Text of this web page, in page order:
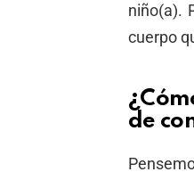
niño(a).
cuerpo
¿
de